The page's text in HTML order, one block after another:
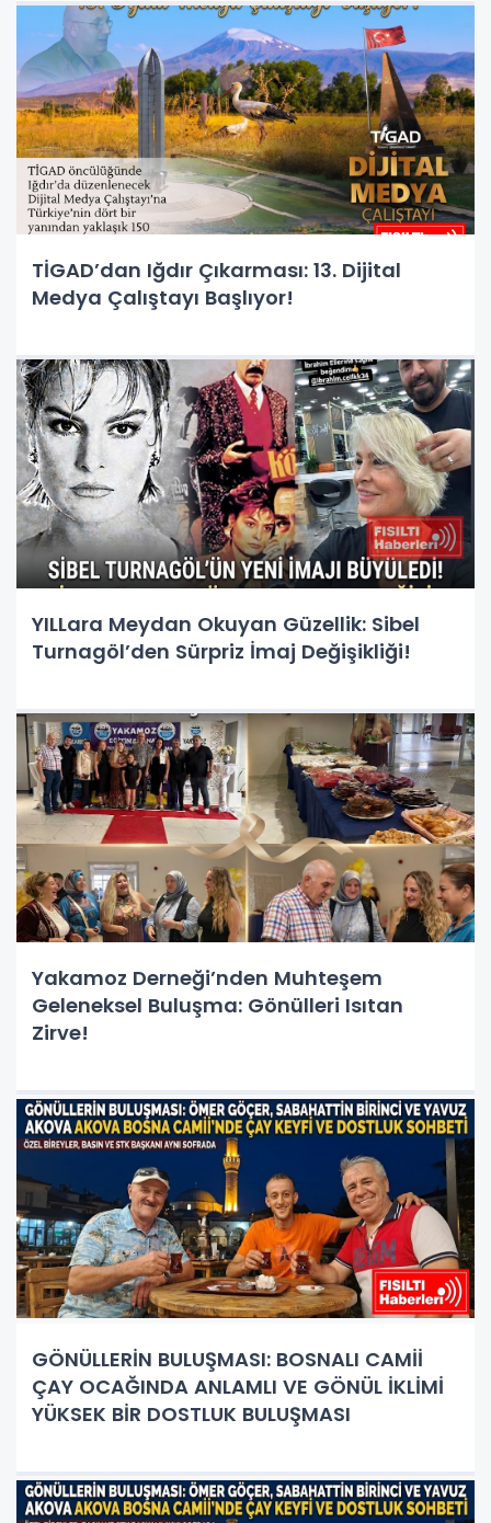
TİGAD’dan Iğdır Çıkarması: 13. Dijital
Medya Çalıştayı Başlıyor!
YILLara Meydan Okuyan Güzellik: Sibel
Turnagöl’den Sürpriz İmaj Değişikliği!
Yakamoz Derneği’nden Muhteşem
Geleneksel Buluşma: Gönülleri Isıtan
Zirve!
GÖNÜLLERİN BULUŞMASI: BOSNALI CAMİİ
ÇAY OCAĞINDA ANLAMLI VE GÖNÜL İKLİMİ
YÜKSEK BİR DOSTLUK BULUŞMASI